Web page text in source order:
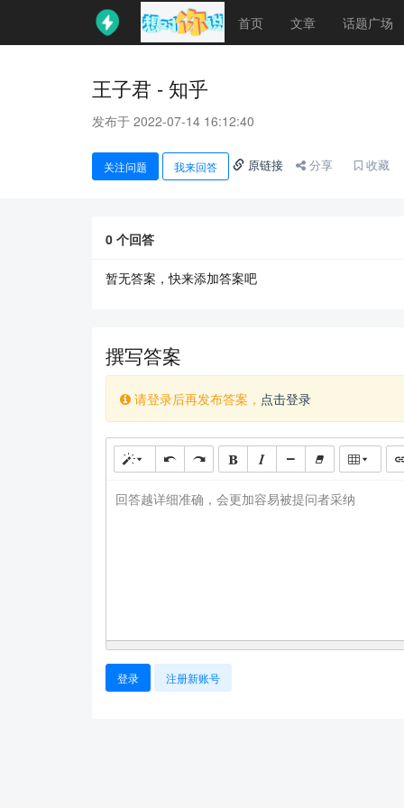
首页 文章 话题广场
王子君 - 知乎
发布于 2022-07-14 16:12:40
关注问题 我来回答 原链接 分享 收藏
0 个回答
暂无答案，快来添加答案吧
撰写答案
请登录后再发布答案， 点击登录
回答越详细准确，会更加容易被提问者采纳
登录 注册新账号